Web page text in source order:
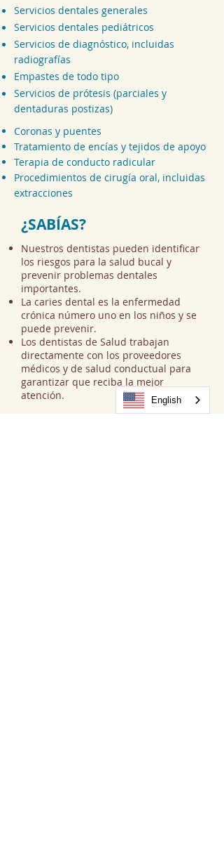
Servicios dentales generales
Servicios dentales pediátricos
Servicios de diagnóstico, incluidas
radiografías
Empastes de todo tipo
Servicios de prótesis (parciales y
dentaduras postizas)
Coronas y puentes
Tratamiento de encías y tejidos de apoyo
Terapia de conducto radicular
Procedimientos de cirugía oral, incluidas
extracciones
¿SABÍAS?
Nuestros dentistas pueden identificar
los riesgos para la salud bucal y
prevenir problemas dentales
importantes.
La caries dental es la enfermedad
crónica número uno en los niños y se
puede prevenir.
Los dentistas de Salud trabajan
directamente con los proveedores
médicos y de salud conductual para
garantizar que reciba la mejor
atención.
English